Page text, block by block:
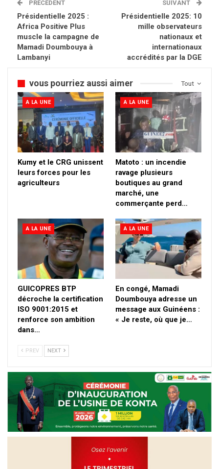
PRÉCÉDENT
Présidentielle 2025 :
Africa Positive Plus
muscle la campagne de
Mamadi Doumbouya à
Lambanyi
SUIVANT
Présidentielle 2025: 10
mille observateurs
nationaux et
internationaux
accrédités par la DGE
Tout
vous pourriez aussi aimer
A LA UNE
Kumy et le CRG unissent
leurs forces pour les
agriculteurs
A LA UNE
Matoto : un incendie
ravage plusieurs
boutiques au grand
marché, une
commerçante perd…
A LA UNE
GUICOPRES BTP
décroche la certification
ISO 9001:2015 et
renforce son ambition
dans…
A LA UNE
En congé, Mamadi
Doumbouya adresse un
message aux Guinéens :
« Je reste, où que je…
PREV NEXT